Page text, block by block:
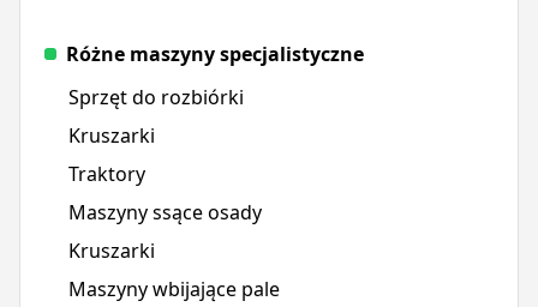
Różne maszyny specjalistyczne
Sprzęt do rozbiórki
Kruszarki
Traktory
Maszyny ssące osady
Kruszarki
Maszyny wbijające pale